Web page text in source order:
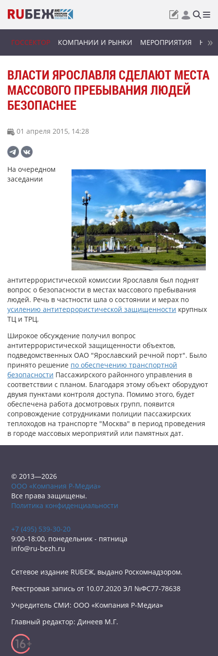
ГОССЕКТОР КОМПАНИИ И РЫНКИ МЕРОПРИЯТИЯ
ВЛАСТИ ЯРОСЛАВЛЯ СДЕЛАЮТ МЕСТА
МАССОВОГО ПРЕБЫВАНИЯ ЛЮДЕЙ
БЕЗОПАСНЕЕ
01 апреля 2015, 14:28
На очередном
заседании
антитеррористической комиссии Ярославля был поднят
вопрос о безопасности в местах массового пребывания
людей. Речь в частности шла о состоянии и мерах по
усилению антитеррористической защищенности крупных
ТЦ и ТРЦ.
Широкое обсуждение получил вопрос
антитеррористической защищенности объектов,
подведомственных ОАО "Ярославский речной порт". Было
принято решение по обеспечению транспортной
безопасности Пассажирского районного управления в
соответствии с планом. Благодаря этому объект оборудуют
двумя пунктами контроля доступа. Помимо этого, будет
обеспечена работа досмотровых групп, появится
сопровождение сотрудниками полиции пассажирских
теплоходов на транспорте "Москва" в период проведения
в городе массовых мероприятий или памятных дат.
© 2013—2026
ООО «Компания Р-Медиа»
Все права защищены.
Политика конфиденциальности
+7 (495) 539-30-20
9:00-18:00, понедельник - пятница
info@ru-bezh.ru
Сетевое издание RUБЕЖ, выдано Роскомнадзором.
Реестровая запись от 10.07.2020 ЭЛ №ФС77-78638
Учредитель СМИ: ООО «Компания Р-Медиа»
Главный редактор: Динеев М.Г.